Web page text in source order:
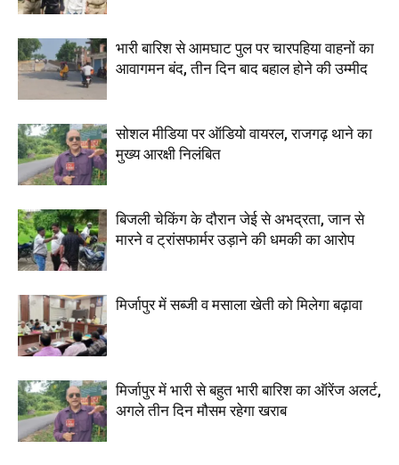
भारी बारिश से आमघाट पुल पर चारपहिया वाहनों का
आवागमन बंद, तीन दिन बाद बहाल होने की उम्मीद
सोशल मीडिया पर ऑडियो वायरल, राजगढ़ थाने का
मुख्य आरक्षी निलंबित
बिजली चेकिंग के दौरान जेई से अभद्रता, जान से
मारने व ट्रांसफार्मर उड़ाने की धमकी का आरोप
मिर्जापुर में सब्जी व मसाला खेती को मिलेगा बढ़ावा
मिर्जापुर में भारी से बहुत भारी बारिश का ऑरेंज अलर्ट,
अगले तीन दिन मौसम रहेगा खराब